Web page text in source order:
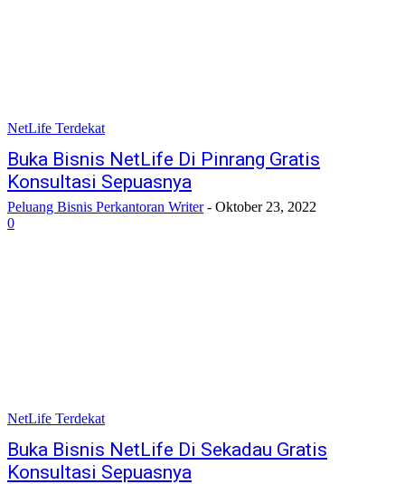
NetLife Terdekat
Buka Bisnis NetLife Di Pinrang Gratis
Konsultasi Sepuasnya
Peluang Bisnis Perkantoran Writer - Oktober 23, 2022
0
NetLife Terdekat
Buka Bisnis NetLife Di Sekadau Gratis
Konsultasi Sepuasnya